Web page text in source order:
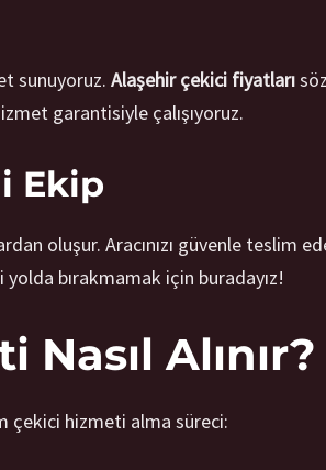
sunuyoruz. Alaşehir çekici fiyatları
garantisiyle çalışıyoruz.
Ekip
oluşur. Aracınızı güvenle teslim
yolda bırakmamak için buradayız!
Alınır?
çekici hizmeti alma süreci: